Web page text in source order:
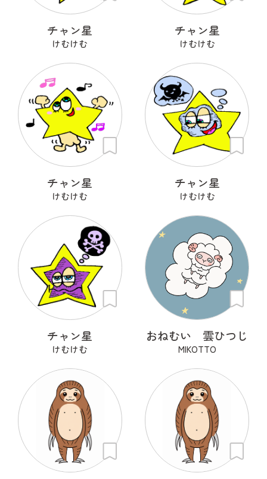
チャン星
けむけむ
チャン星
けむけむ
チャン星
けむけむ
チャン星
けむけむ
チャン星
けむけむ
おねむい 雲ひつじ
MIKOTTO